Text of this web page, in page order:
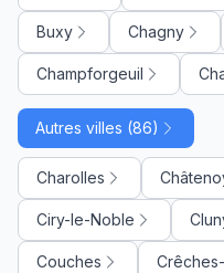
Buxy Chagny
Champforgeuil
Autres villes (86)
Charolles
Ciry-le-Noble
Couches